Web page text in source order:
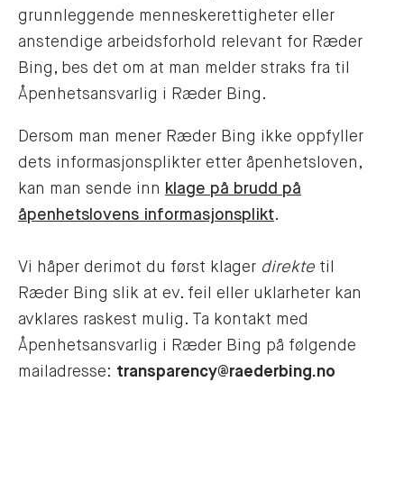
grunnleggende menneskerettigheter eller
anstendige arbeidsforhold relevant for Ræder
Bing, bes det om at man melder straks fra til
Åpenhetsansvarlig i Ræder Bing.
Dersom man mener Ræder Bing ikke oppfyller
dets informasjonsplikter etter åpenhetsloven,
kan man sende inn klage på brudd på
åpenhetslovens informasjonsplikt.
Vi håper derimot du først klager direkte til
Ræder Bing slik at ev. feil eller uklarheter kan
avklares raskest mulig. Ta kontakt med
Åpenhetsansvarlig i Ræder Bing på følgende
mailadresse: transparency@raederbing.no